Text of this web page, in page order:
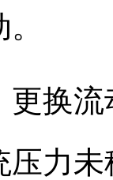
更换
压力